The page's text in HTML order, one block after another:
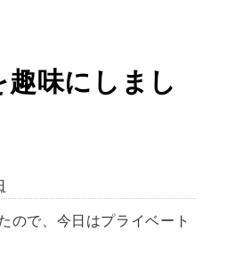
味にしまし
ので、今日はプライベート